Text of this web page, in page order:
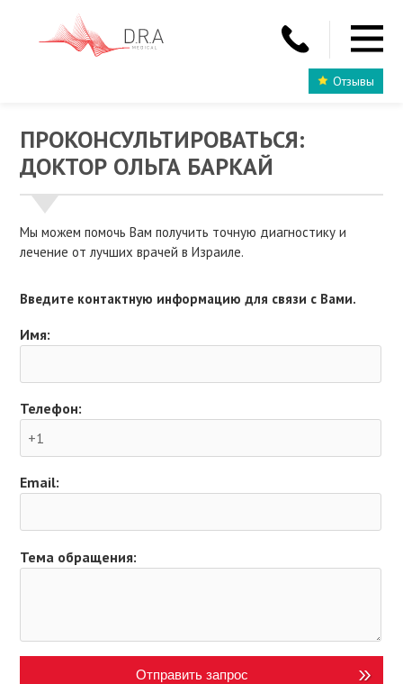
Отзывы
ПРОКОНСУЛЬТИРОВАТЬСЯ:
ДОКТОР ОЛЬГА БАРКАЙ
Мы можем помочь Вам получить точную диагностику и
лечение от лучших врачей в Израиле.
Введите контактную информацию для связи с Вами.
Имя:
Телефон:
Email:
Тема обращения:
Отправить запрос